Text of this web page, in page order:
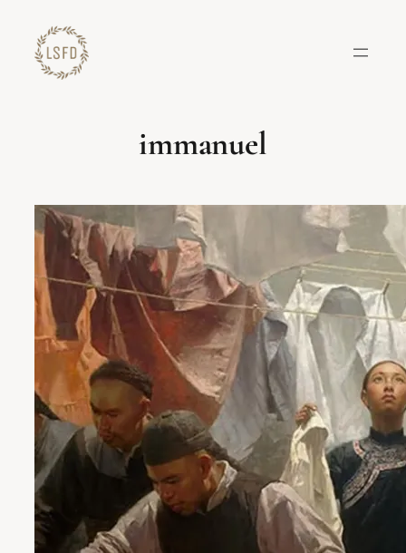
konten
immanuel